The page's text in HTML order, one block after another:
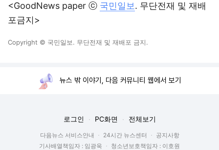
<GoodNews paper ⓒ 국민일보. 무단전재 및 재배
포금지>
Copyright © 국민일보. 무단전재 및 재배포 금지.
뉴스 밖 이야기, 다음 커뮤니티 웹에서 보기
로그인 PC화면 전체보기
다음뉴스 서비스안내 24시간 뉴스센터
공지사항
기사배열책임자 : 임광욱
청소년보호책임자 : 이호원